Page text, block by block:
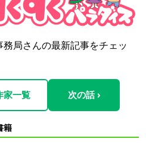
務局さんの最新記事をチェッ
家一覧 次の話 ›
籍